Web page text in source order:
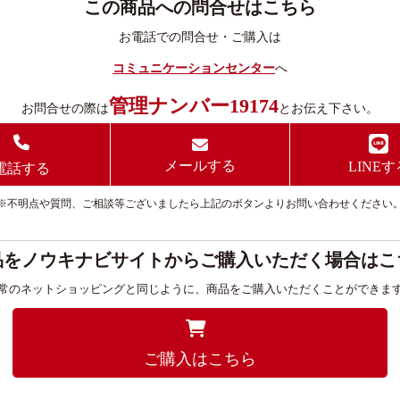
この商品への問合せはこちら
お電話での問合せ・ご購入は
コミュニケーションセンターへ
お問合せの際は管理ナンバー19174とお伝え下さい。
話する メールする LINEす
不明点や質問、ご相談等ございましたら上記のボタンよりお問い合わせください。
ノウキナビサイトからご購入いただく場合はこ
のネットショッピングと同じように、商品をご購入いただくことができます
ご購入はこちら